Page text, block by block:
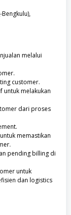
melalui
customer.
untuk melakukan
dari proses
memastikan
pending billing di
untuk
dan logistics